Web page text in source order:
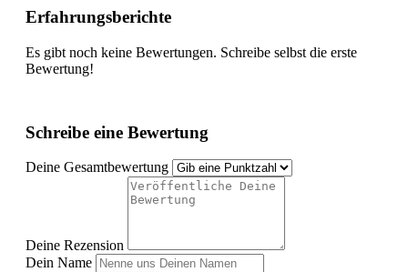
Erfahrungsberichte
Es gibt noch keine Bewertungen. Schreibe selbst die erste
Bewertung!
Schreibe eine Bewertung
Deine Gesamtbewertung
Deine Rezension
Dein Name